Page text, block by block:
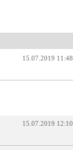
15.07.2019 11:48
15.07.2019 12:10